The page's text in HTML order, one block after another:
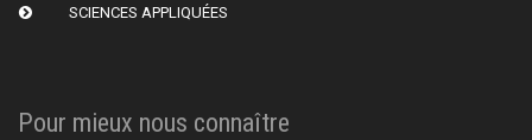
SCIENCES APPLIQUÉES
Pour mieux nous connaître